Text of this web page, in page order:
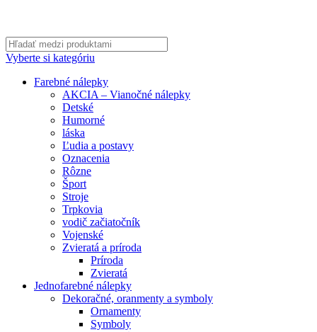
Vyberte si kategóriu
Farebné nálepky
AKCIA – Vianočné nálepky
Detské
Humorné
láska
Ľudia a postavy
Oznacenia
Rôzne
Šport
Stroje
Trpkovia
vodič začiatočník
Vojenské
Zvieratá a príroda
Príroda
Zvieratá
Jednofarebné nálepky
Dekoračné, oranmenty a symboly
Ornamenty
Symboly